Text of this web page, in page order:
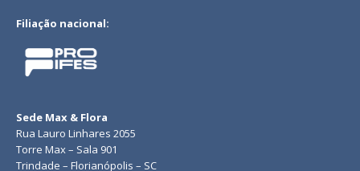
Filiação nacional:
Sede Max & Flora
Rua Lauro Linhares 2055
Torre Max – Sala 901
Trindade – Florianópolis – SC